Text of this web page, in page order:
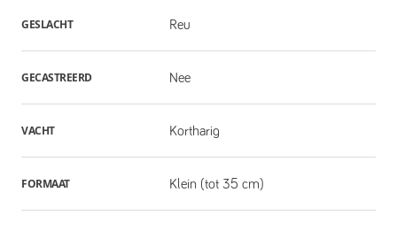
GESLACHT Reu
GECASTREERD Nee
VACHT Kortharig
FORMAAT Klein (tot 35 cm)